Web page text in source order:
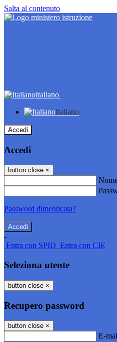
Salta al contenuto
Italiano
Italiano
Accedi
Accedi
button close ×
Password dimenticata?
-
Entra con SPID Entra con CIE
Seleziona utente
button close ×
Recupero password
button close ×
E-